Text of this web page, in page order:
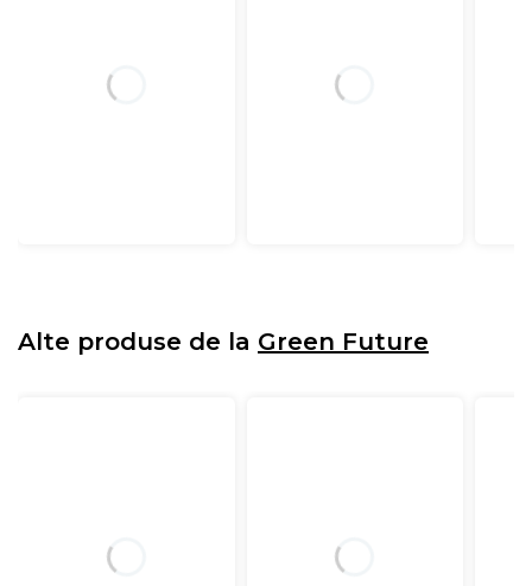
Alte produse de la Green Future